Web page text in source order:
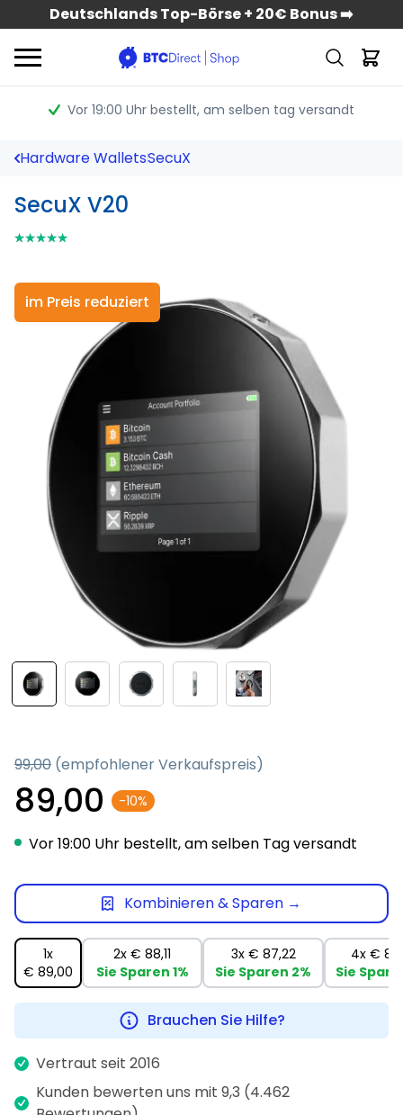
Deutschlands Top-Börse + 20€ Bonus ➡️
Vor 19:00 Uhr bestellt, am selben tag versandt
Hardware WalletsSecuX
SecuX V20
⭑⭑⭑⭑⭑
⭑⭑⭑⭑⭑
im Preis reduziert
99,00 (empfohlener Verkaufspreis)
89,00 -10%
Vor 19:00 Uhr bestellt, am selben Tag versandt
Kombinieren & Sparen →
1x
€ 89,00
2x € 88,11
Sie Sparen 1%
3x € 87,22
Sie Sparen 2%
4x €
Sie
Brauchen Sie Hilfe?
Vertraut seit 2016
Kunden bewerten uns mit 9,3 (4.462